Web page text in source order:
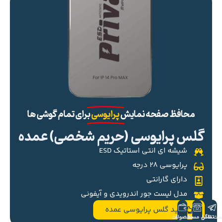
محافظ صفحه نمایشپرایوسیبرای تمام گوشی ها
گلس پرایوسی (حریم شخصی) عمده
شیشه ای انتی استاتیک ESD
پرایوسی ۲۸ درجه
دارای گارانتی
مدل لیست جور اندرویدی و آیفونی
خرید گلس پرایوسی عمده
تلگرام
تماس مستقیم
محصولات